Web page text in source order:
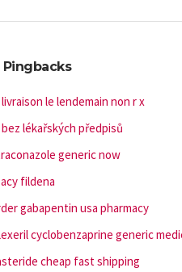
le lendemain non r x
lékařských předpisů
generic now
fildena
gabapentin usa pharmacy
cyclobenzaprine generic
cheap fast shipping